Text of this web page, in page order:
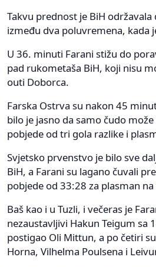
Takvu prednost je BiH
između dva poluvremena, kada
U 36. minuti Farani stižu do
pad rukometaša BiH, koji nisu
outi Doborca.
Farska Ostrva su nakon 45
bilo je jasno da samo čudo
pobjede od tri gola razlike i
Svjetsko prvenstvo je bilo sve
BiH, a Farani su lagano čuvali
pobjede od 33:28 za plasman
Baš kao i u Tuzli, i večeras je
nezaustavljivi Hakun Teigum sa
postigao Oli Mittun, a po četiri
Horna, Vilhelma Poulsena i